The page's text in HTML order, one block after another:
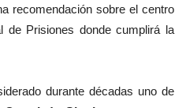
recomendación sobre el centro
de Prisiones donde cumplirá la
durante décadas uno de